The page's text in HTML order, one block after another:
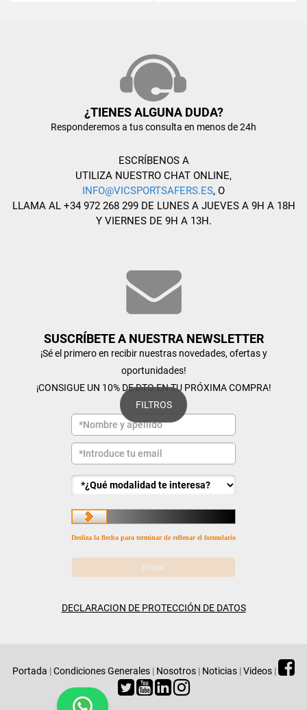
FILTROS
¿TIENES ALGUNA DUDA?
Responderemos a tus consulta en menos de 24h
ESCRÍBENOS A
UTILIZA NUESTRO CHAT ONLINE,
INFO@VICSPORTSAFERS.ES, O
LLAMA AL +34 972 268 299 DE LUNES A JUEVES A 9H A 18H
Y VIERNES DE 9H A 13H.
SUSCRÍBETE A NUESTRA NEWSLETTER
¡Sé el primero en recibir nuestras novedades, ofertas y
oportunidades!
¡CONSIGUE UN 10% DE DTO EN TU PRÓXIMA COMPRA!
Desliza la flecha para terminar de rellenar el formulario
DECLARACION DE PROTECCIÓN DE DATOS
Portada |Condiciones Generales | Nosotros | Noticias |Videos |